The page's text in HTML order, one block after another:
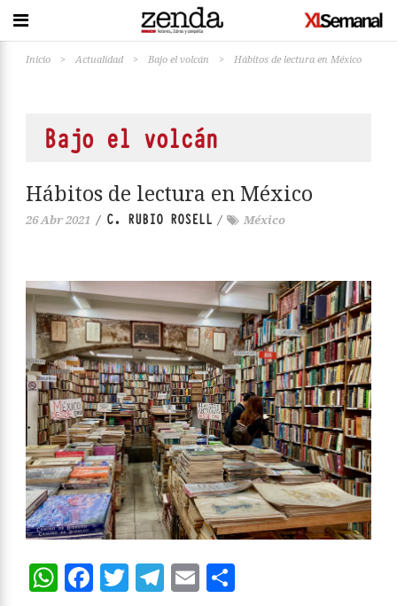
Inicio > Actualidad > Bajo el volcán > Hábitos de lectura en México
Bajo el volcán
Hábitos de lectura en México
26 Abr 2021 / C. RUBIO ROSELL / México
WhatsApp
Facebook
Twitter
Telegram
Email